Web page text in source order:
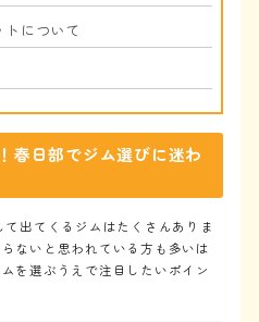
について
春日部でジム選びに迷わ
て出てくるジムはたくさんありま
ないと思われている方も多いは
を選ぶうえで注目したいポイン